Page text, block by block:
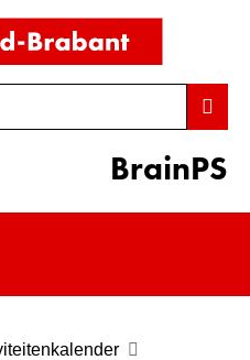
Ga
de
inhoud
BrainPS